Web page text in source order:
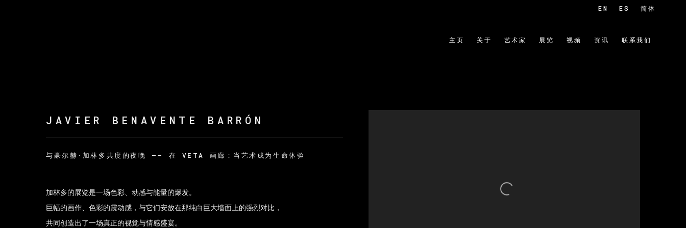
主页 关于 艺术家 展览 视频 资讯 联系我们
EN ES 简体
JAVIER BENAVENTE BARRÓN
与豪尔赫·加林多共度的夜晚 —— 在 VETA 画廊：当艺术成为生命体验
加林多的展览是一场色彩、动感与能量的爆发。
巨幅的画作、色彩的震动感，与它们安放在那纯白巨大墙面上的强烈对比，
共同创造出了一场真正的视觉与情感盛宴。